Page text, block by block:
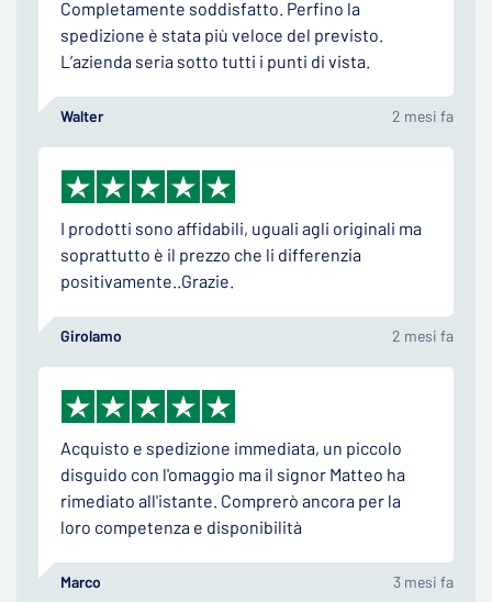
Completamente soddisfatto. Perfino la
spedizione è stata più veloce del previsto.
L’azienda seria sotto tutti i punti di vista.
Walter 2 mesi fa
I prodotti sono affidabili, uguali agli originali ma
soprattutto è il prezzo che li differenzia
positivamente..Grazie.
Girolamo 2 mesi fa
Acquisto e spedizione immediata, un piccolo
disguido con l'omaggio ma il signor Matteo ha
rimediato all'istante. Comprerò ancora per la
loro competenza e disponibilità
Marco 3 mesi fa